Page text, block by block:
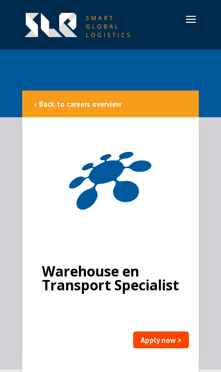
‹ Back to careers overview
Warehouse en
Transport Specialist
Apply now >